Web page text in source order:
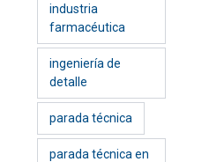
industria
farmacéutica
ingeniería de
detalle
parada técnica
parada técnica en